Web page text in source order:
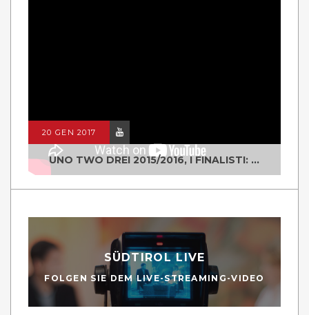
20 GEN 2017
UNO TWO DREI 2015/2016, I FINALISTI: CLASSE IV ALS ISTITUTO "DEGASPERI" BORGO VALSUGANA
SÜDTIROL LIVE
FOLGEN SIE DEM LIVE-STREAMING-VIDEO